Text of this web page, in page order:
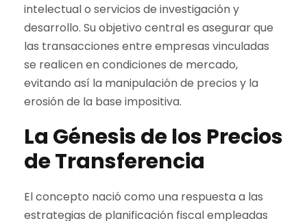
intelectual o servicios de investigación y
desarrollo. Su objetivo central es asegurar que
las transacciones entre empresas vinculadas
se realicen en condiciones de mercado,
evitando así la manipulación de precios y la
erosión de la base impositiva.
La Génesis de los Precios
de Transferencia
El concepto nació como una respuesta a las
estrategias de planificación fiscal empleadas